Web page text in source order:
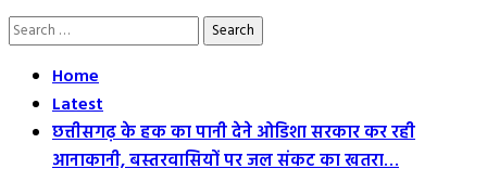
Search
Home
Latest
छत्तीसगढ़ के हक का पानी देने ओडिशा सरकार कर रही
आनाकानी, बस्तरवासियों पर जल संकट का खतरा…